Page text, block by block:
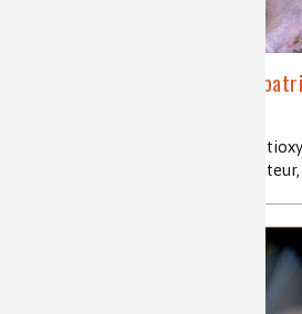
Chimie analytique, art et
maquillage égyptien, fard noir,
cellulaire, phagocytose,